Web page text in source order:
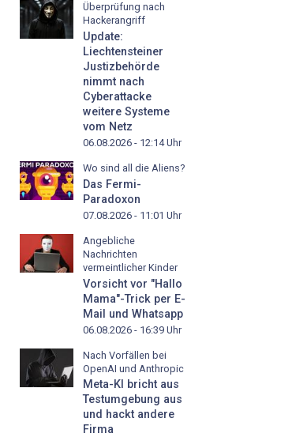
Überprüfung nach
Hackerangriff
Update:
Liechtensteiner
Justizbehörde
nimmt nach
Cyberattacke
weitere Systeme
vom Netz
06.08.2026 - 12:14Uhr
Wo sind all die Aliens?
Das Fermi-
Paradoxon
07.08.2026 - 11:01 Uhr
Angebliche
Nachrichten
vermeintlicher Kinder
Vorsicht vor "Hallo
Mama"-Trick per E-
Mail und Whatsapp
06.08.2026 - 16:39 Uhr
Nach Vorfällen bei
OpenAI und Anthropic
Meta-KI bricht aus
Testumgebung aus
und hackt andere
Firma